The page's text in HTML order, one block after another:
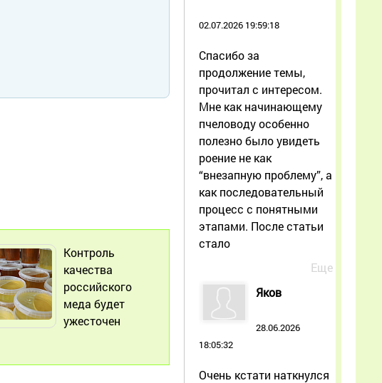
Контроль
качества
российского
меда будет
ужесточен
02.07.2026 19:59:18
Спасибо за
продолжение темы,
прочитал с интересом.
Мне как начинающему
пчеловоду особенно
полезно было увидеть
роение не как
“внезапную проблему”, а
как последовательный
процесс с понятными
этапами. После статьи
стало
Еще
Яков
28.06.2026
18:05:32
Очень кстати наткнулся